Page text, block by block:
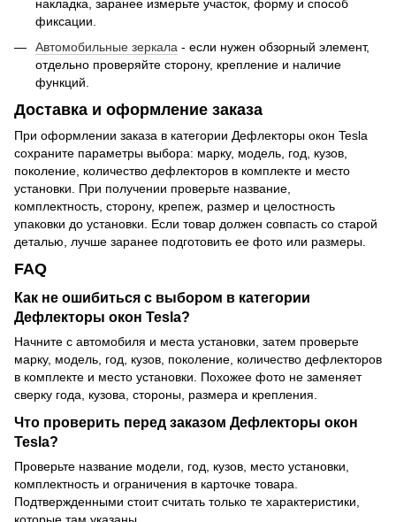
накладка, заранее измерьте участок, форму и способ
фиксации.
Автомобильные зеркала - если нужен обзорный элемент,
отдельно проверяйте сторону, крепление и наличие
функций.
Доставка и оформление заказа
При оформлении заказа в категории Дефлекторы окон Tesla
сохраните параметры выбора: марку, модель, год, кузов,
поколение, количество дефлекторов в комплекте и место
установки. При получении проверьте название,
комплектность, сторону, крепеж, размер и целостность
упаковки до установки. Если товар должен совпасть со старой
деталью, лучше заранее подготовить ее фото или размеры.
FAQ
Как не ошибиться с выбором в категории
Дефлекторы окон Tesla?
Начните с автомобиля и места установки, затем проверьте
марку, модель, год, кузов, поколение, количество дефлекторов
в комплекте и место установки. Похожее фото не заменяет
сверку года, кузова, стороны, размера и крепления.
Что проверить перед заказом Дефлекторы окон
Tesla?
Проверьте название модели, год, кузов, место установки,
комплектность и ограничения в карточке товара.
Подтвержденными стоит считать только те характеристики,